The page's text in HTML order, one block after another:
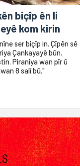
biçîp ên li
kom kirin
ser biçîp in. Çîpên sê
Çankayayê bûn.
Piraniya wan pîr û
8 salî bû."